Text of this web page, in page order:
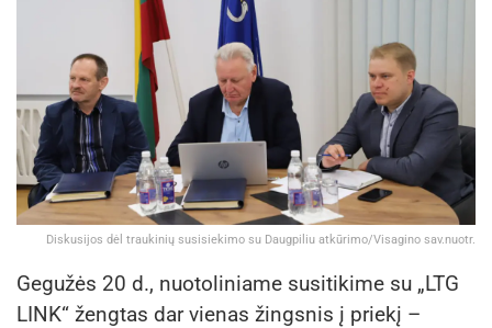
Diskusijos dėl traukinių susisiekimo su Daugpiliu atkūrimo/Visagino sav.nuotr.
Gegužės 20 d., nuotoliniame susitikime su „LTG
LINK“ žengtas dar vienas žingsnis į priekį –